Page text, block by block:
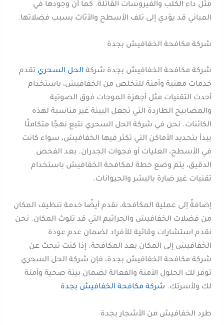
مثل داء الكلب والفيروسات القاتلة. كما أن وجودها في
المباني قد يؤدي إلى تلف الأسطح والأثاث بسبب فضلاتها.
شركة مكافحة الخفافيش بجدة
شركة مكافحة الخفافيش بجدة شركة الحل السحري تقدم
خدمات مهنية وآمنة للتخلص من الخفافيش، باستخدام
أحدث التقنيات مثل أجهزة الموجات فوق الصوتية
والمصابيح الطاردة التي تجعل البيئة غير مناسبة لهذه
الكائنات. نحن في شركة الحل السحري نتبع نهجًا متكاملًا
يبدأ بتحديد الأماكن التي تكثر فيها الخفافيش، سواء كانت
في الأسطح، العليات أو فجوات الجدران. بعد الفحص
الدقيق، يتم وضع خطة لمكافحة الخفافيش باستخدام
تقنيات غير ضارة بالبشر والحيوانات.
إضافةً إلى عملية المكافحة، نقدم أيضًا خدمة تنظيف المكان
من فضلات الخفافيش والجراثيم التي قد تلوث المكان. نحن
نقدم استشارات وقائية للأفراد لضمان عدم عودة
الخفافيش إلى المكان بعد المكافحة. إذا كنت تبحث عن
شركة مكافحة الخفافيش بجدة، فإن شركة الحل السحري
توفر لك الحلول الآمنة والفعالة لضمان بيئة صحية وآمنة
لك ولأسرتك. شركة مكافحة الخفافيش بجدة
طرد الخفافيش من الأشجار بجدة